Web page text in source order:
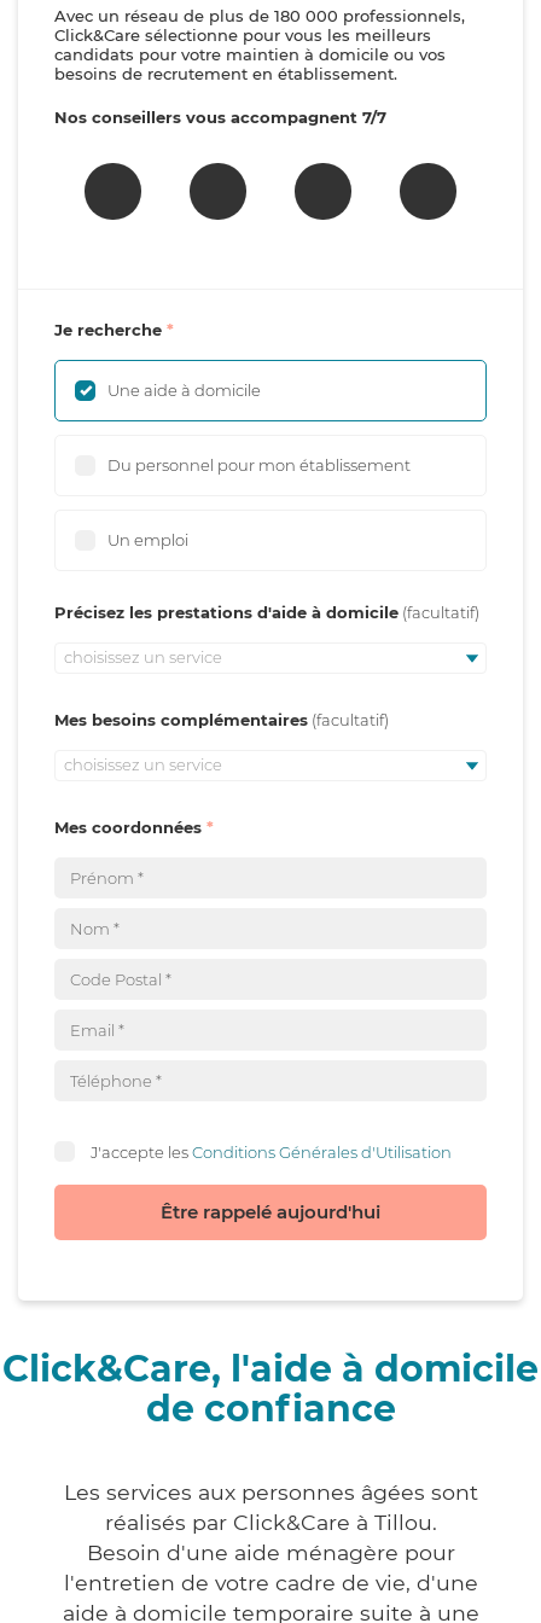
Avec un réseau de plus de 180 000 professionnels,
Click&Care sélectionne pour vous les meilleurs
candidats pour votre maintien à domicile ou vos
besoins de recrutement en établissement.
Nos conseillers vous accompagnent 7/7
Je recherche
Une aide à domicile
Du personnel pour mon établissement
Un emploi
Précisez les prestations d'aide à domicile
choisissez un service
Mes besoins complémentaires
choisissez un service
Mes coordonnées
J'accepte lesConditions Générales d'Utilisation
Être rappelé aujourd'hui
Click&Care, l'aide à domicile
de confiance
Les services aux personnes âgées sont
réalisés par Click&Care à Tillou.
Besoin d'une aide ménagère pour
l'entretien de votre cadre de vie, d'une
aide à domicile temporaire suite à une